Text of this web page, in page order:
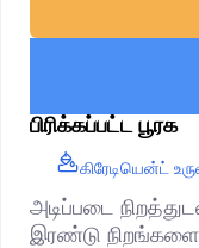
பிரிக்கப்பட்ட பூரக
கிரேடியென்ட்
அடிப்படை
இரண்டு நிறங்களைச்